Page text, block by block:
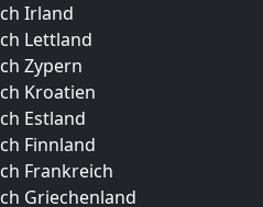
Irland
Lettland
Zypern
Kroatien
Estland
Finnland
Frankreich
Griechenland